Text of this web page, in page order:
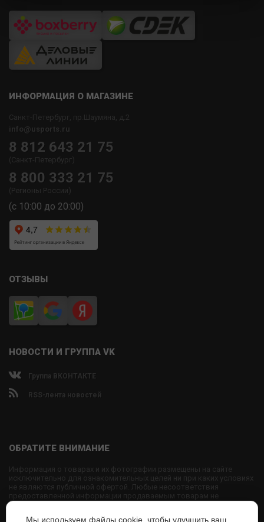
ИНФОРМАЦИЯ О МАГАЗИНЕ
Санкт-Петербург, пр.Шаумяна, д.2
info@usports.ru
8 812 643 21 75
(Санкт-Петербург)
8 800 333 21 75
(Регионы России)
(с 10:00 до 20:00)
ОТЗЫВЫ
НОВОСТИ И ГРУППА VK
Группа ВКОНТАКТЕ
RSS-лента новостей
ОБРАТИТЕ ВНИМАНИЕ
Информация о товарах и их фотографии размещены на сайте
исключительно для ознакомительных целей ни при каких условиях
не являются публичной офертой. Любые несоответствия
предоставленной информации продаваемым товарам не
являются основанием для претензий, так как внешний вид и
Мы используем файлы cookie, чтобы улучшить ваш